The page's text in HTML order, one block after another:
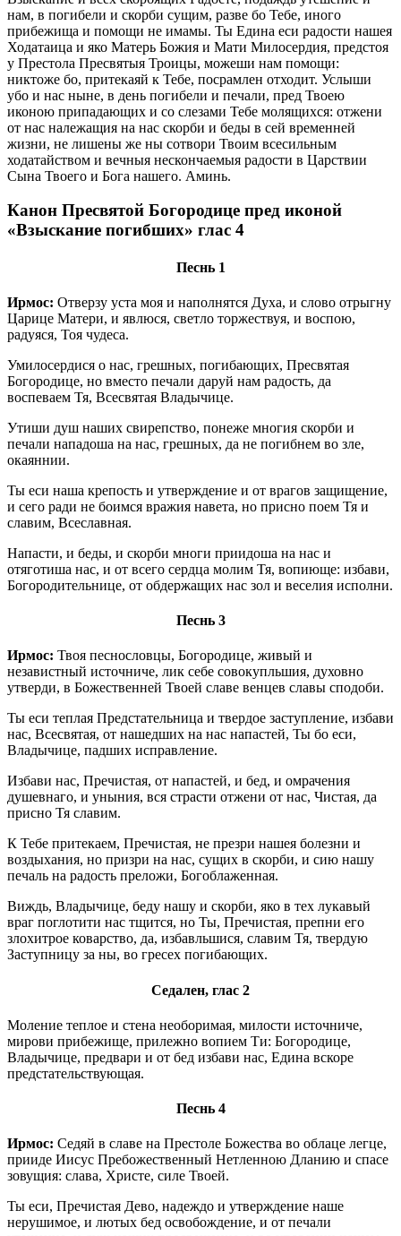
нам, в погибели и скорби сущим, разве бо Тебе, иного
прибежища и помощи не имамы. Ты Едина еси радости нашея
Ходатаица и яко Матерь Божия и Мати Милосердия, предстоя
у Престола Пресвятыя Троицы, можеши нам помощи:
никтоже бо, притекаяй к Тебе, посрамлен отходит. Услыши
убо и нас ныне, в день погибели и печали, пред Твоею
иконою припадающих и со слезами Тебе молящихся: отжени
от нас належащия на нас скорби и беды в сей временней
жизни, не лишены же ны сотвори Твоим всесильным
ходатайством и вечныя нескончаемыя радости в Царствии
Сына Твоего и Бога нашего. Аминь.
Канон Пресвятой Богородице пред иконой
«Взыскание погибших» глас 4
Песнь 1
Ирмос: Отверзу уста моя и наполнятся Духа, и слово отрыгну
Царице Матери, и явлюся, светло торжествуя, и воспою,
радуяся, Тоя чудеса.
Умилосердися о нас, грешных, погибающих, Пресвятая
Богородице, но вместо печали даруй нам радость, да
воспеваем Тя, Всесвятая Владычице.
Утиши душ наших свирепство, понеже многия скорби и
печали нападоша на нас, грешных, да не погибнем во зле,
окаяннии.
Ты еси наша крепость и утверждение и от врагов защищение,
и сего ради не боимся вражия навета, но присно поем Тя и
славим, Всеславная.
Напасти, и беды, и скорби многи приидоша на нас и
отяготиша нас, и от всего сердца молим Тя, вопиюще: избави,
Богородительнице, от обдержащих нас зол и веселия исполни.
Песнь 3
Ирмос: Твоя песнословцы, Богородице, живый и
независтный источниче, лик себе совокупльшия, духовно
утверди, в Божественней Твоей славе венцев славы сподоби.
Ты еси теплая Предстательница и твердое заступление, избави
нас, Всесвятая, от нашедших на нас напастей, Ты бо еси,
Владычице, падших исправление.
Избави нас, Пречистая, от напастей, и бед, и омрачения
душевнаго, и уныния, вся страсти отжени от нас, Чистая, да
присно Тя славим.
К Тебе притекаем, Пречистая, не презри нашея болезни и
воздыхания, но призри на нас, сущих в скорби, и сию нашу
печаль на радость преложи, Богоблаженная.
Виждь, Владычице, беду нашу и скорби, яко в тех лукавый
враг поглотити нас тщится, но Ты, Пречистая, препни его
злохитрое коварство, да, избавльшися, славим Тя, твердую
Заступницу за ны, во гресех погибающих.
Седален, глас 2
Моление теплое и стена необоримая, милости источниче,
мирови прибежище, прилежно вопием Ти: Богородице,
Владычице, предвари и от бед избави нас, Едина вскоре
предстательствующая.
Песнь 4
Ирмос: Седяй в славе на Престоле Божества во облаце легце,
прииде Иисус Пребожественный Нетленною Дланию и спасе
зовущия: слава, Христе, силе Твоей.
Ты еси, Пречистая Дево, надеждо и утверждение наше
нерушимое, и лютых бед освобождение, и от печали